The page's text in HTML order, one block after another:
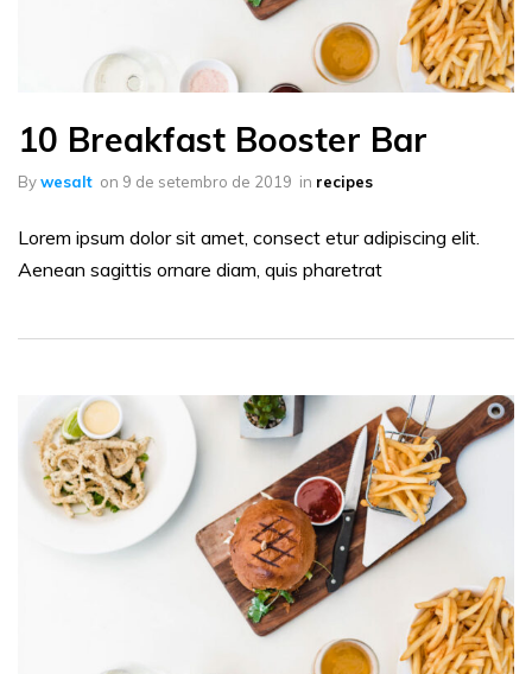
10 Breakfast Booster Bar
Bywesalt on 9 de setembro de 2019 in recipes
Lorem ipsum dolor sit amet, consect etur adipiscing elit.
Aenean sagittis ornare diam, quis pharetrat